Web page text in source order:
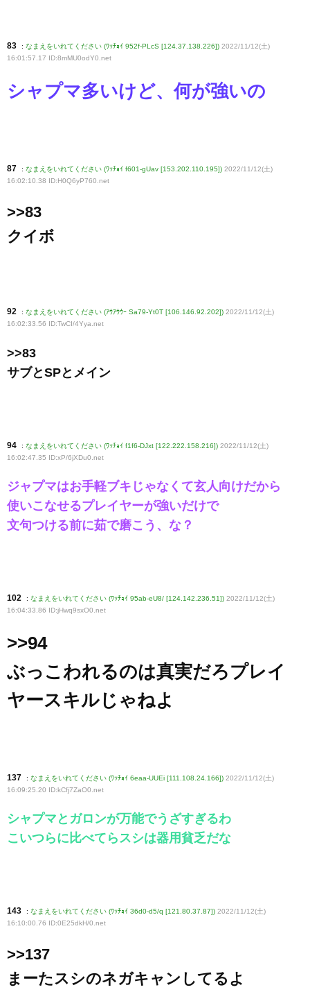
83 : なまえをいれてください (ﾜｯﾁｮｲ 952f-PLcS [124.37.138.226]) 2022/11/12(土)
16:01:57.17 ID:8mMU0odY0 .net
シャプマ多いけど、何が強いの
87 : なまえをいれてください (ﾜｯﾁｮｲ f601-gUav [153.202.110.195]) 2022/11/12(土)
16:02:10.38 ID:H0Q6yP760.net
>>83
クイボ
92 : なまえをいれてください (ｱｳｱｳｳｰ Sa79-Yt0T [106.146.92.202]) 2022/11/12(土)
16:02:33.56 ID:TwCI/4Yya.net
>>83
サブとSPとメイン
94 : なまえをいれてください (ﾜｯﾁｮｲ f1f6-DJxt [122.222.158.216]) 2022/11/12(土)
16:02:47.35 ID:xP/6jXDu0 .net
ジャプマはお手軽ブキじゃなくて玄人向けだから
使いこなせるプレイヤーが強いだけで
文句つける前に茹で磨こう、な？
102 : なまえをいれてください (ﾜｯﾁｮｲ 95ab-eU8/ [124.142.236.51]) 2022/11/12(土)
16:04:33.86 ID:jHwq9sxO0 .net
>>94
ぶっこわれるのは真実だろプレイ
ヤースキルじゃねよ
137 : なまえをいれてください (ﾜｯﾁｮｲ 6eaa-UUEi [111.108.24.166]) 2022/11/12(土)
16:09:25.20 ID:kCfj7ZaO0 .net
シャプマとガロンが万能でうざすぎるわ
こいつらに比べてらスシは器用貧乏だな
143 : なまえをいれてください (ﾜｯﾁｮｲ 36d0-d5/q [121.80.37.87]) 2022/11/12(土)
16:10:00.76 ID:0E25dkH/0.net
>>137
まーたスシのネガキャンしてるよ